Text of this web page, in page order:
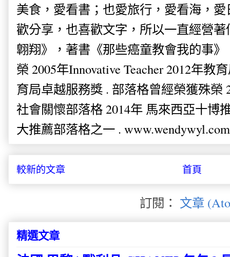
美食，愛看書；也愛旅行，愛看海，
歡分享，也喜歡文字，所以一直經營
翺翔》，著書《那些癌童教會我的事
榮 2005年Innovative Teacher 2012年教
育局卓越服務獎 . 部落格曾經榮獲殊榮
社會關懷部落格 2014年 馬來西亞十博
大推薦部落格之一 . www.wendywyl.com
較新的文章 首頁
訂閱： 文章
精選文章